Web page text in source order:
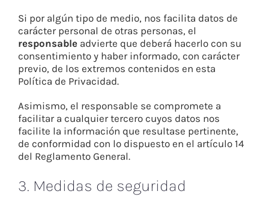
Si por algún tipo de medio, nos facilita datos de
carácter personal de otras personas, el
responsableadvierte que deberá hacerlo con su
consentimiento y haber informado, con carácter
previo, de los extremos contenidos en esta
Política de Privacidad.
Asimismo, el responsable se compromete a
facilitar a cualquier tercero cuyos datos nos
facilite la información que resultase pertinente,
de conformidad con lo dispuesto en el artículo 14
del Reglamento General.
3. Medidas de seguridad